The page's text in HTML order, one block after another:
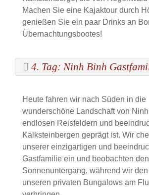
Machen Sie eine Kajaktour durch
genießen Sie ein paar Drinks an
Übernachtungsbootes!
4. Tag: Ninh Binh
Heute fahren wir nach Süden in die
wunderschöne Landschaft von
endlosen Reisfeldern und
Kalksteinbergen geprägt ist. Wir
unserer einzigartigen und
Gastfamilie ein und beobachten den
Sonnenuntergang, während wir
unseren privaten Bungalows am